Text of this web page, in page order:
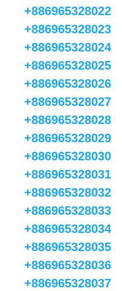
+886965328022
+886965328023
+886965328024
+886965328025
+886965328026
+886965328027
+886965328028
+886965328029
+886965328030
+886965328031
+886965328032
+886965328033
+886965328034
+886965328035
+886965328036
+886965328037